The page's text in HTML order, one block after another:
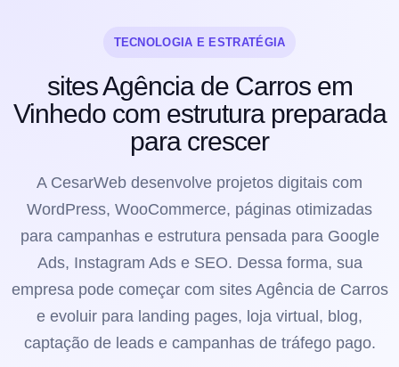
TECNOLOGIA E ESTRATÉGIA
sites Agência de Carros em
Vinhedo com estrutura preparada
para crescer
A CesarWeb desenvolve projetos digitais com
WordPress, WooCommerce, páginas otimizadas
para campanhas e estrutura pensada para Google
Ads, Instagram Ads e SEO. Dessa forma, sua
empresa pode começar com sites Agência de Carros
e evoluir para landing pages, loja virtual, blog,
captação de leads e campanhas de tráfego pago.